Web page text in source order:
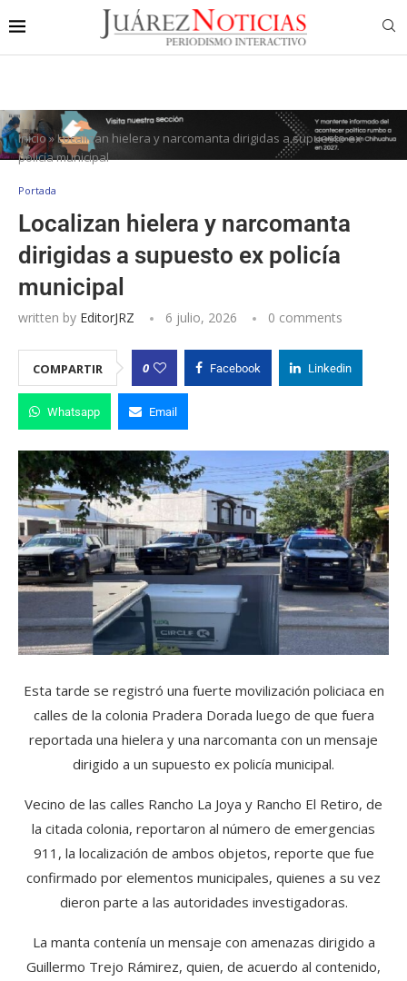
Inicio»Localizan hielera y narcomanta dirigidas a supuesto ex
policía municipal
Portada
Localizan hielera y narcomanta
dirigidas a supuesto ex policía
municipal
written by EditorJRZ 6 julio, 2026 0 comments
COMPARTIR 0 Facebook Linkedin
Whatsapp Email
Esta tarde se registró una fuerte movilización policiaca en
calles de la colonia Pradera Dorada luego de que fuera
reportada una hielera y una narcomanta con un mensaje
dirigido a un supuesto ex policía municipal.
Vecino de las calles Rancho La Joya y Rancho El Retiro, de
la citada colonia, reportaron al número de emergencias
911, la localización de ambos objetos, reporte que fue
confirmado por elementos municipales, quienes a su vez
dieron parte a las autoridades investigadoras.
La manta contenía un mensaje con amenazas dirigido a
Guillermo Trejo Rámirez, quien, de acuerdo al contenido,